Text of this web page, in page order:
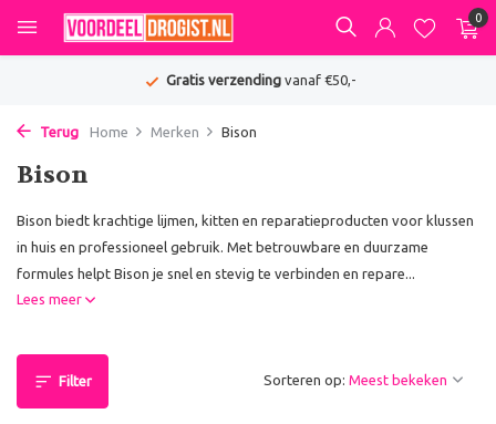
0
Gratis verzendingvanaf €50,-
Terug Home Merken Bison
Bison
Bison biedt krachtige lijmen, kitten en reparatieproducten voor klussen
in huis en professioneel gebruik. Met betrouwbare en duurzame
formules helpt Bison je snel en stevig te verbinden en repare...
Lees meer
Filter Sorteren op: